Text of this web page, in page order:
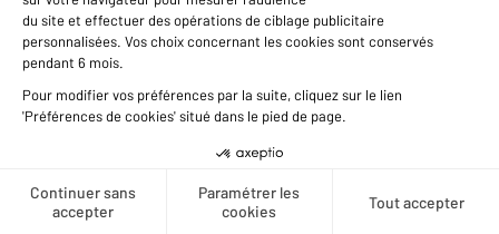
Créer une alerte
42,80 m2, 2 pièces
Ref : 27522
129 000 €
- Thiais - Exclusivité CENTURY 21 A.A.R.S Immo